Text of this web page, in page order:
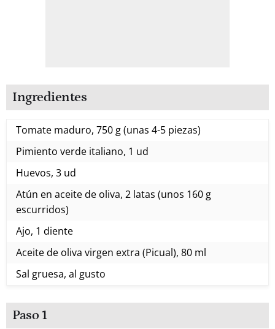
Ingredientes
Tomate maduro, 750 g (unas 4-5 piezas)
Pimiento verde italiano, 1 ud
Huevos, 3 ud
Atún en aceite de oliva, 2 latas (unos 160 g
escurridos)
Ajo, 1 diente
Aceite de oliva virgen extra (Picual), 80 ml
Sal gruesa, al gusto
Paso 1